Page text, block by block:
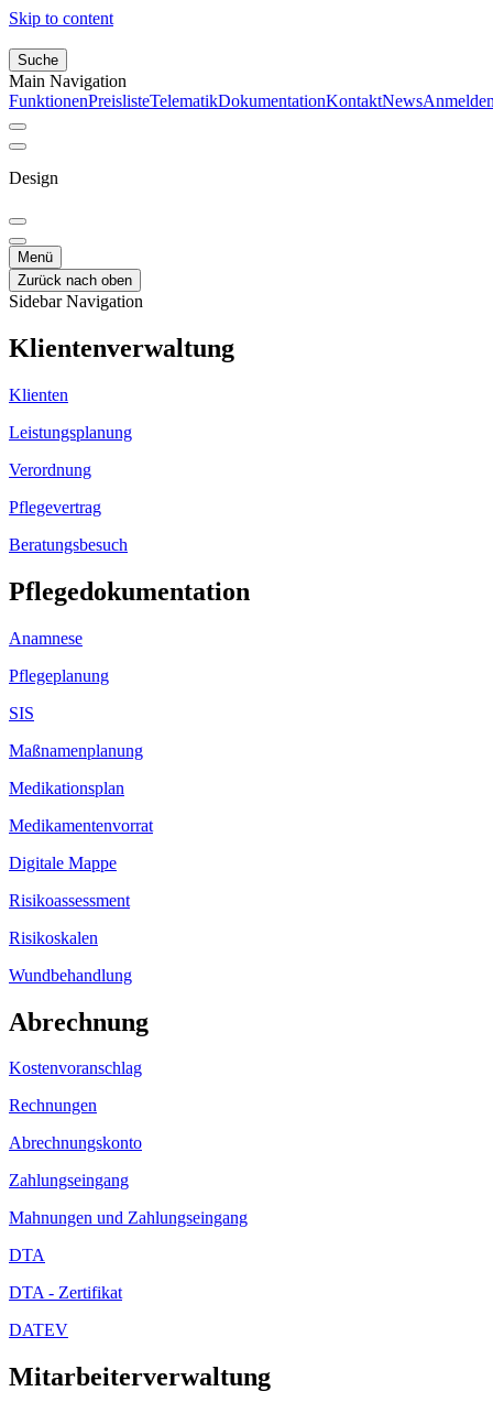
Skip to content
Suche
Main Navigation
FunktionenPreislisteTelematikDokumentationKontaktNews
Design
Menü
Zurück nach oben
Sidebar Navigation
Klientenverwaltung
Klienten
Leistungsplanung
Verordnung
Pflegevertrag
Beratungsbesuch
Pflegedokumentation
Anamnese
Pflegeplanung
SIS
Maßnamenplanung
Medikationsplan
Medikamentenvorrat
Digitale Mappe
Risikoassessment
Risikoskalen
Wundbehandlung
Abrechnung
Kostenvoranschlag
Rechnungen
Abrechnungskonto
Zahlungseingang
Mahnungen und Zahlungseingang
DTA
DTA - Zertifikat
DATEV
Mitarbeiterverwaltung